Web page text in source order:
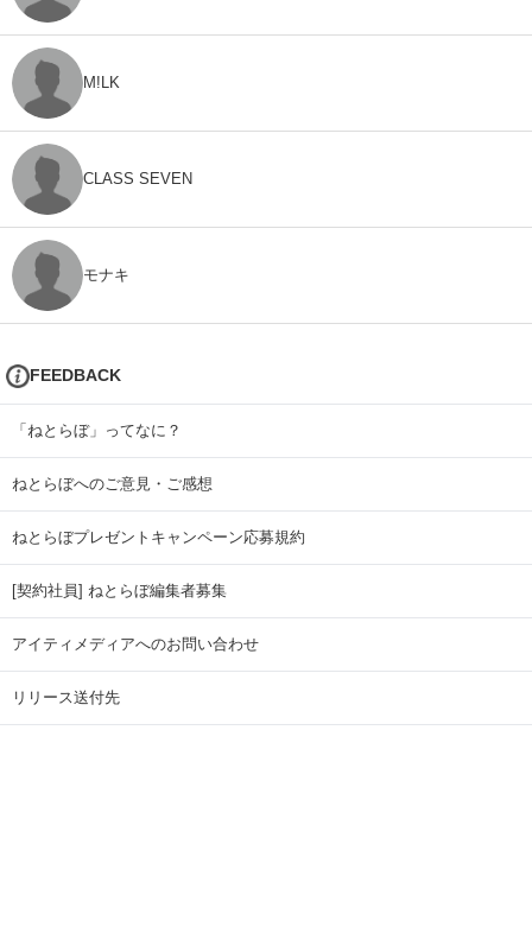
M!LK
CLASS SEVEN
モナキ
FEEDBACK
「ねとらぼ」ってなに？
ねとらぼへのご意見・ご感想
ねとらぼプレゼントキャンペーン応募規約
[契約社員] ねとらぼ編集者募集
アイティメディアへのお問い合わせ
リリース送付先